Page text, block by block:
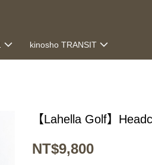
kinosho TRANSIT
【Lahella Golf】
NT$9,800